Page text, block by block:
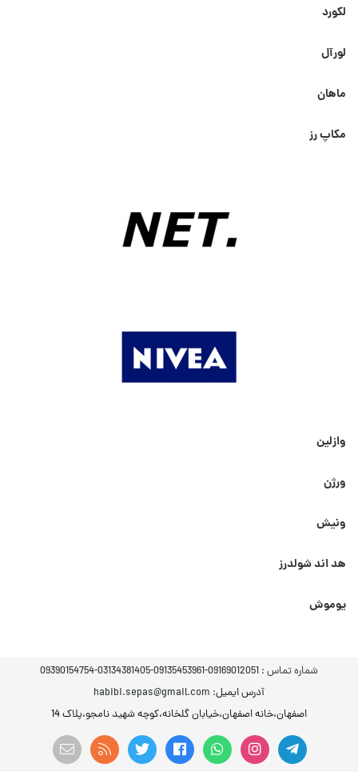
لکورد
لورآل
ماهان
مکاپ رز
وازلین
ورژن
ونیش
هد اند شولدرز
یوموش
شماره تماس : 09169012051-09135453961-03134381405-09390154754
آدرس ایمیل: habibi.sepas@gmail.com
اصفهان،خانه اصفهان،خیابان گلخانه،کوچه شهید نامجو،پلاک 14